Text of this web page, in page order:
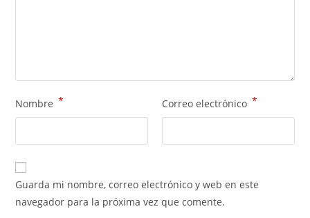
Nombre * Correo electrónico *
Guarda mi nombre, correo electrónico y web en este
navegador para la próxima vez que comente.